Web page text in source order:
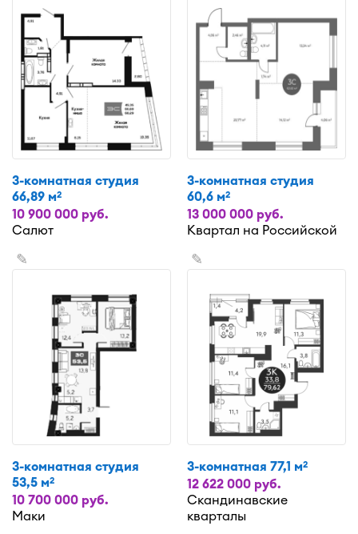
3-комнатная студия
66,89 м2
10 900 000 руб.
Салют
3-комнатная студия
60,6 м2
13 000 000 руб.
Квартал на Российской
✎
3-комнатная студия
53,5 м2
10 700 000 руб.
Маки
✎
3-комнатная 77,1 м2
12 622 000 руб.
Скандинавские
кварталы